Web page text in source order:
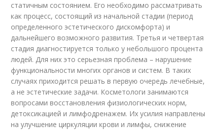
статичным состоянием. Его необходимо рассматривать
как процесс, состоящий из начальной стадии (период
определенного эстетического дискомфорта) и
дальнейшего возможного развития. Третья и четвертая
стадия диагностируется только у небольшого процента
людей. Для них это серьезная проблема – нарушение
функциональности многих органов и систем. В таких
случаях приходится решать в первую очередь лечебные,
а не эстетические задачи. Косметологи занимаются
вопросами восстановления физиологических норм,
детоксикацией и лимфодренажем. Их усилия направлены
на улучшение циркуляции крови и лимфы, снижение